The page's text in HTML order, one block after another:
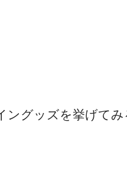
グッズを挙げて